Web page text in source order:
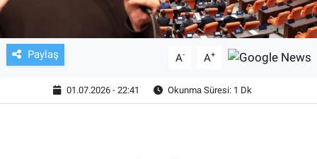
Paylaş A- A+
01.07.2026 - 22:41 Okunma Süresi: 1 Dk
KÜLTÜR SANAT
ASAYİŞ
EKONOMİ